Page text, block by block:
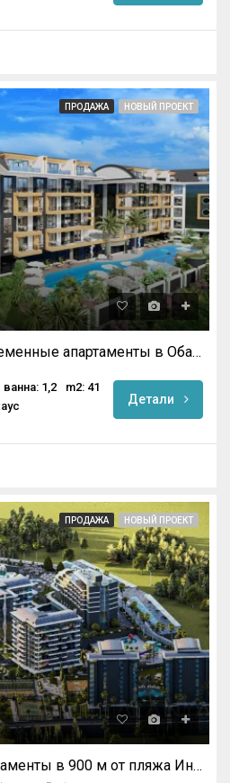
ПРОДАЖА НОВЫЙ ПРОЕКТ
Эксклюзивные современные апартаменты в Оба, Алания
ванна: 1,2
m2: 41
Детали
ПРОДАЖА НОВЫЙ ПРОЕКТ
Эксклюзивные апартаменты в 900 м от пляжа Инджекум в Авсалларе, Алания